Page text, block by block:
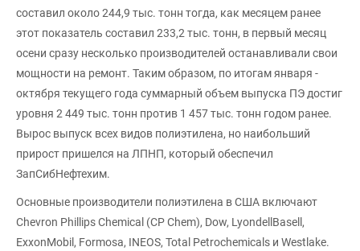
составил около 244,9 тыс. тонн тогда, как месяцем ранее
этот показатель составил 233,2 тыс. тонн, в первый месяц
осени сразу несколько производителей останавливали свои
мощности на ремонт. Таким образом, по итогам января -
октября текущего года суммарный объем выпуска ПЭ достиг
уровня 2 449 тыс. тонн против 1 457 тыс. тонн годом ранее.
Вырос выпуск всех видов полиэтилена, но наибольший
прирост пришелся на ЛПНП, который обеспечил
ЗапСибНефтехим.
Основные производители полиэтилена в США включают
Chevron Phillips Chemical (CP Chem), Dow, LyondellBasell,
ExxonMobil, Formosa, INEOS, Total Petrochemicals и Westlake.